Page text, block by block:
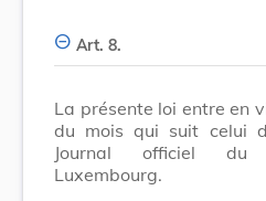
Art. 8.
La présente loi entre en
du mois qui suit celui
Journal officiel du
Luxembourg.